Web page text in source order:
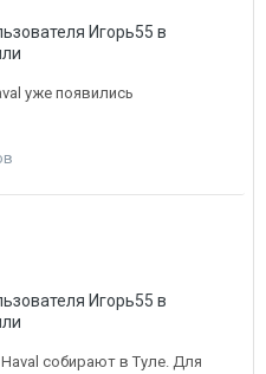
Игорь55 в
уже появились
Игорь55 в
собирают в Туле. Для